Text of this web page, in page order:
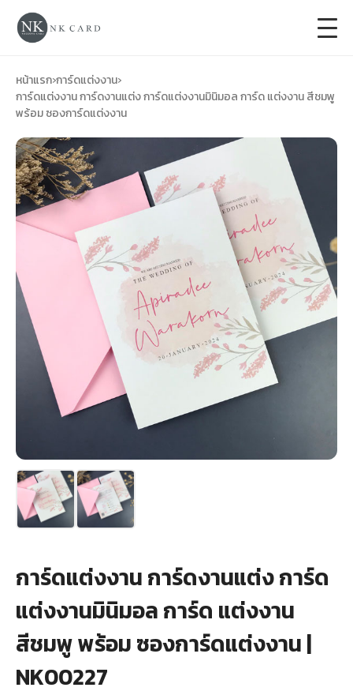
การ์ดแต่งงาน
ของชำร่วยงานแต่ง
ของรับไหว้
ป้ายของชำร่วยงานแต่ง
การ์ดงานบวช
การ์ดขึ้นบ้านใหม่
ซองเปล่า
รับพิมพ์หน้าซอง
Wax Seal Sticker | สติกเกอร์ตราครั่งปิดซอง
การ์ดแต่งงานออนไลน์
รีวิว
เกี่ยวกับเรา
บทความ
หน้าแรก›การ์ดแต่งงาน›
การ์ดแต่งงาน การ์ดงานแต่ง การ์ดแต่งงานมินิมอล การ์ด แต่งงาน สีชมพู
พร้อม ซองการ์ดแต่งงาน
การ์ดแต่งงาน การ์ดงานแต่ง การ์ด
แต่งงานมินิมอล การ์ด แต่งงาน
สีชมพู พร้อม ซองการ์ดแต่งงาน |
NK00227